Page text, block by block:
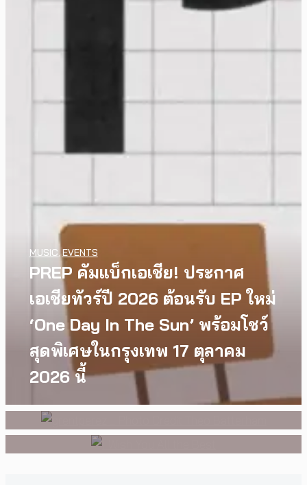
PREP คัมแบ็กเอเชีย! ประกาศ
เอเชียทัวร์ปี 2026 ต้อนรับ EP ใหม่
‘One Day In The Sun’ พร้อมโชว์
สุดพิเศษในกรุงเทพ 17 ตุลาคม
2026 นี้
MUSIC,EVENTS
[Exclusive Interview]
grentperez จากเด็กอายุ 12 ปีที่
ร้องเพลงในห้องนอน สู่การแสดง
คอนเสิร์ตต่อหน้าคนนับหมื่น
INTERVIEW,MUSIC
I Wish You All the Best เรื่องราว
ของวัยรุ่นนอนไบนารี่ กับ
ครอบครัวที่เขาเลือกได้เอง ผล
งานการกำกับภาพยนตร์เรื่องแรก
ของ Tommy Dorfman
WATCH,LGBTQIAN+